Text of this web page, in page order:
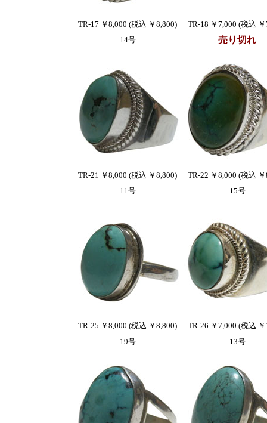
TR-17 ￥8,000 (税込 ￥8,800)
TR-18 ￥7,000 (税込
14号
売り切れ
TR-21 ￥8,000 (税込 ￥8,800)
TR-22 ￥8,000 (税込
11号
15号
TR-25 ￥8,000 (税込 ￥8,800)
TR-26 ￥7,000 (税込
19号
13号